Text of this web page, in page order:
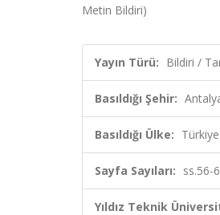
Metin Bildiri)
Yayın Türü: Bildiri /
Basıldığı Şehir:
Basıldığı Ülke: Türkiye
Sayfa Sayıları: ss.56-
Yıldız Teknik